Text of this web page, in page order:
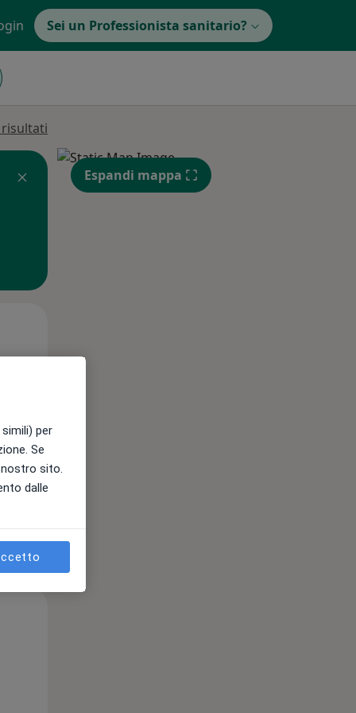
Sei un Professionista sanitario?
Espandi mappa
per
Se
sito.
dalle